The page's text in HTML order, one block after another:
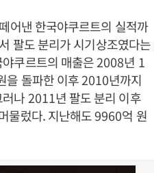
어낸 한국야쿠르트의 실적까
팔도 분리가 시기상조였다는
쿠르트의 매출은2008년 1
을 돌파한 이후2010년까지
러나 2011년 팔도 분리 이후
물렀다. 지난해도9960억 원